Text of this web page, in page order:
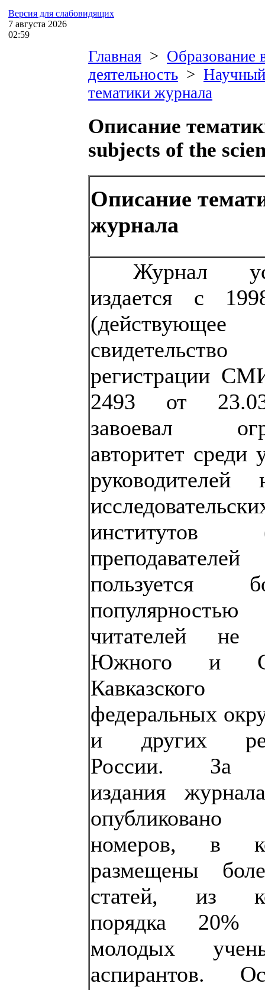
Версия для слабовидящих
7 августа 2026
02:59
Главная > Образование
деятельность >
тематики журнала
Описание
subjects of the
Описание
журнала
Журнал
издается с
(действующее
регистрации
2493 от
завоевал
авторитет среди
руководителей
институтов
пользуется
читателей не
Южного и
Кавказского
федеральных
и других
России. За
издания
номеров, в
размещены
статей, из
порядка 20%
молодых
аспирантов.